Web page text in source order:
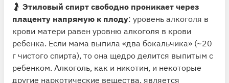
🤰 Этиловый спирт свободно проникает через
плаценту напрямую к плоду: уровень алкоголя в
крови матери равен уровню алкоголя в крови
ребенка. Если мама выпила «два бокальчика» (~20
г чистого спирта), то она щедро делится выпитым с
ребенком. Алкоголь, как и никотин, и некоторые
другие наркотические вещества, является